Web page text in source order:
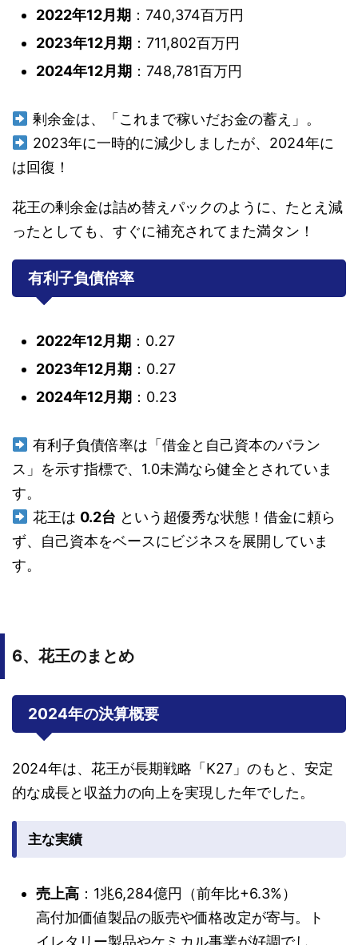
2022年12月期 ：740,374百万円
2023年12月期 ：711,802百万円
2024年12月期 ：748,781百万円
剰余金は、「これまで稼いだお金の蓄え」。
2023年に一時的に減少しましたが、2024年に
は回復！
花王の剰余金は詰め替えパックのように、たとえ減
ったとしても、すぐに補充されてまた満タン！
有利子負債倍率
2022年12月期 ：0.27
2023年12月期 ：0.27
2024年12月期 ：0.23
有利子負債倍率は「借金と自己資本のバラン
ス」を示す指標で、1.0未満なら健全とされていま
す。
花王は 0.2台 という超優秀な状態！借金に頼ら
ず、自己資本をベースにビジネスを展開していま
す。
6、花王のまとめ
2024年の決算概要
2024年は、花王が長期戦略「K27」のもと、安定
的な成長と収益力の向上を実現した年でした。
主な実績
売上高 ：1兆6,284億円（前年比+6.3%）
高付加価値製品の販売や価格改定が寄与。ト